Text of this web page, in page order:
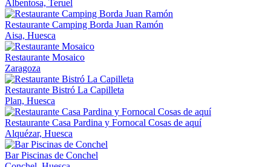
Albentosa, Teruel
Restaurante Camping Borda Juan Ramón
Aisa, Huesca
Restaurante Mosaico
Zaragoza
Restaurante Bistró La Capilleta
Plan, Huesca
Restaurante Casa Pardina y Fornocal Cosas de aquí
Alquézar, Huesca
Bar Piscinas de Conchel